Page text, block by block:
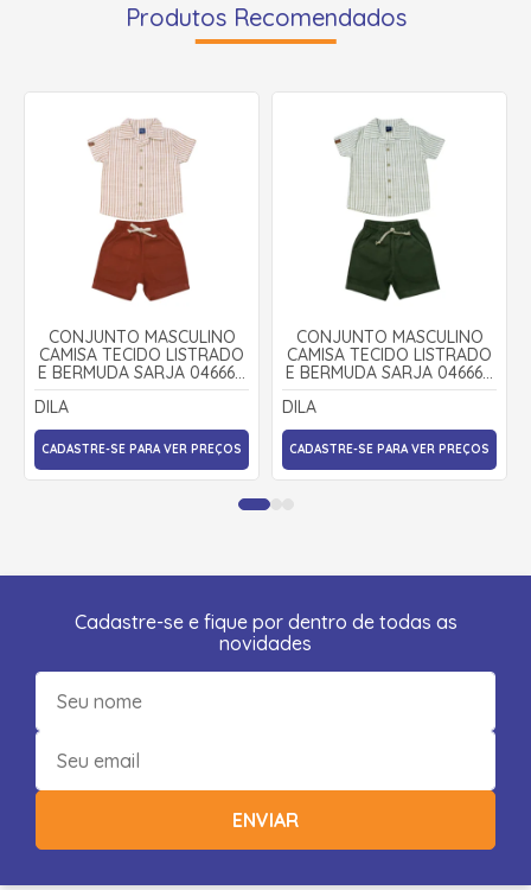
Produtos Recomendados
CONJUNTO MASCULINO
CAMISA TECIDO LISTRADO
E BERMUDA SARJA 04666 -
DILA
DILA
CADASTRE-SE PARA VER PREÇOS
CONJUNTO MASCULINO
CAMISA TECIDO LISTRADO
E BERMUDA SARJA 04666 -
DILA
DILA
CADASTRE-SE PARA VER PREÇOS
Cadastre-se e fique por dentro de todas as
novidades
ENVIAR